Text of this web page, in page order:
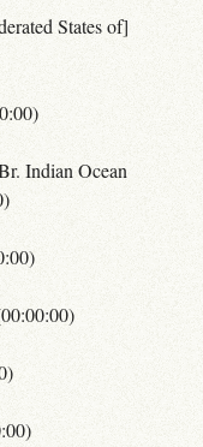
States of]
Indian Ocean